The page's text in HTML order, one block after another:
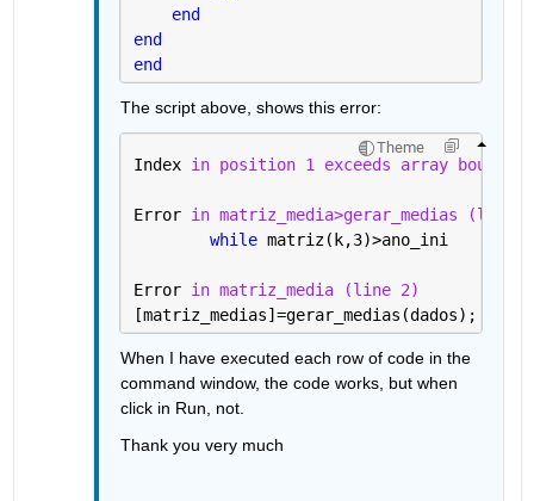
end
end
end
The script above, shows this error:
Theme
Index in position 1 exceeds array bounds
Error in matriz_media>gerar_medias (line
while matriz(k,3)>ano_ini
Error in matriz_media (line 2)
[matriz_medias]=gerar_medias(dados);
When I have executed each row of code in the
command window, the code works, but when
click in Run, not.
Thank you very much